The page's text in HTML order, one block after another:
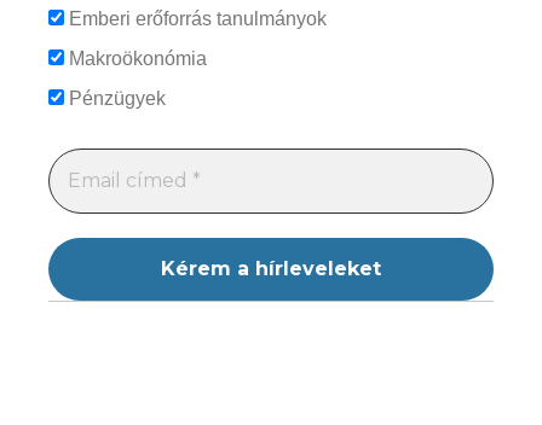
Emberi erőforrás tanulmányok
Makroökonómia
Pénzügyek